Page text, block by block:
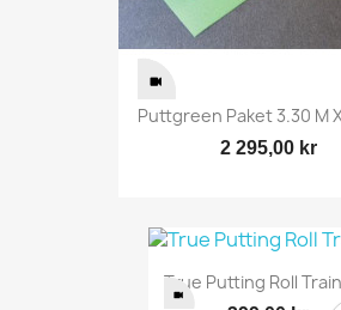
Puttgreen Paket 3.30 M
2 295,00 kr
True Putting Roll